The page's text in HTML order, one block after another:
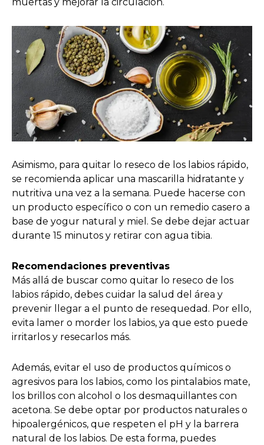
Asimismo, para quitar lo reseco de los labios rápido,
se recomienda aplicar una mascarilla hidratante y
nutritiva una vez a la semana. Puede hacerse con
un producto específico o con un remedio casero a
base de yogur natural y miel. Se debe dejar actuar
durante 15 minutos y retirar con agua tibia.
Recomendaciones preventivas
Más allá de buscar como quitar lo reseco de los
labios rápido, debes cuidar la salud del área y
prevenir llegar a el punto de resequedad. Por ello,
evita lamer o morder los labios, ya que esto puede
irritarlos y resecarlos más.
Además, evitar el uso de productos químicos o
agresivos para los labios, como los pintalabios mate,
los brillos con alcohol o los desmaquillantes con
acetona. Se debe optar por productos naturales o
hipoalergénicos, que respeten el pH y la barrera
natural de los labios. De esta forma, puedes